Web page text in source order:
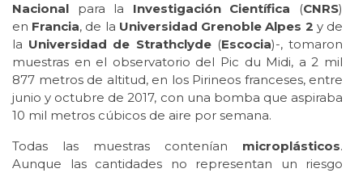
Nacional para la Investigación Científica (CNRS)
en Francia, de la Universidad Grenoble Alpes 2 y de
la Universidad de Strathclyde(Escocia)-, tomaron
muestras en el observatorio del Pic du Midi, a 2 mil
877 metros de altitud, en los Pirineos franceses, entre
junio y octubre de 2017, con una bomba que aspiraba
10 mil metros cúbicos de aire por semana.
Todas las muestras contenían microplásticos.
Aunque las cantidades no representan un riesgo